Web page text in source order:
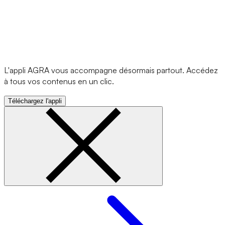
L'appli AGRA vous accompagne désormais partout. Accédez
à tous vos contenus en un clic.
Téléchargez l'appli